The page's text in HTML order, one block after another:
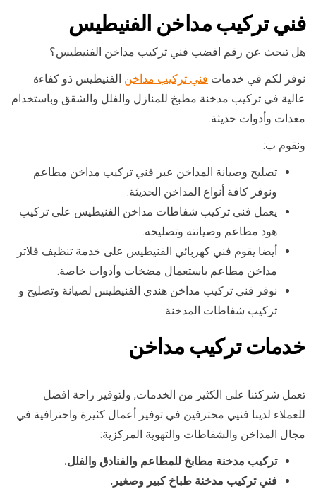
فني تركيب مداخن الفنيطيس
هل تبحث عن رقم افضب فني تركيب مداخن الفنيطيس؟
نوفر لكم في خدمات فني تركيب مداخن الفنيطيس ذو كفاءة
عالية في تركيب مدخنة مطبخ للمنازل والفلل والشقق وباستخدام
معدات وأدوات حديثة.
ونقوم ب:
تصليح وصيانة المداخن عبر فني تركيب مداخن مطاعم
ونوفر كافة أنواع المداخن الحديثة.
يعمل فني تركيب شفاطات مداخن الفنيطيس على تركيب
هود مطاعم وصيانته وتصليحه.
أيضا يقوم فني كهربائي الفنيطيس على خدمة تنظيف فلاتر
مداخن مطاعم باستعمال مضخات وأدوات خاصة.
نوفر فني تركيب مداخن هندي الفنيطيس لصيانة وتصليح و
تركيب شفاطات المدخنة.
خدمات تركيب مداخن
تعمل شركتنا على الكثير من الخدمات, ولتوفير راحة افضل
للعملاء لدينا فنيي محترفين في توفير أعمال كثيرة واحترافية في
مجال المداخن والشفاطات والتهوية المركزية:
تركيب مدخنة مطابخ للمطاعم والفنادق والفلل.
فني تركيب مدخنة طباخ كبير وصغير.